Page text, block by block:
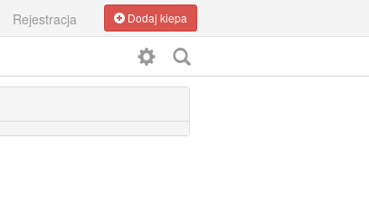
Rejestracja Dodaj kiepa